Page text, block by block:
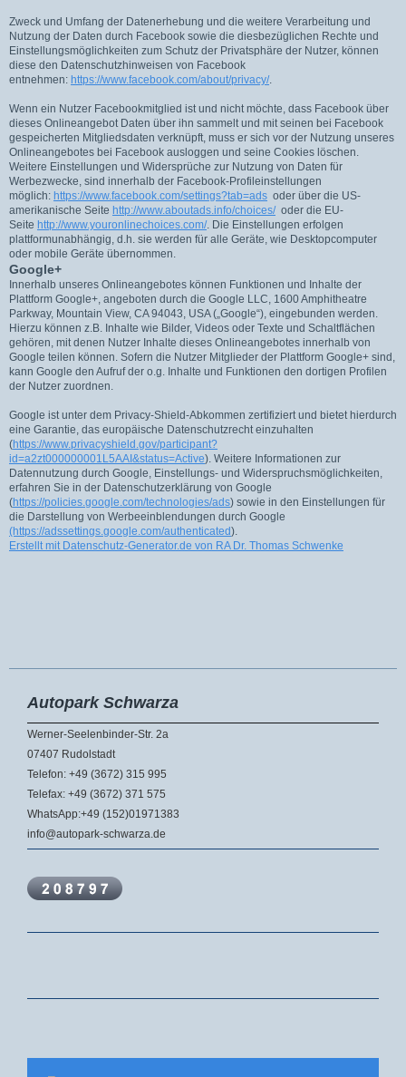
Zweck und Umfang der Datenerhebung und die weitere Verarbeitung und
Nutzung der Daten durch Facebook sowie die diesbezüglichen Rechte und
Einstellungsmöglichkeiten zum Schutz der Privatsphäre der Nutzer, können
diese den Datenschutzhinweisen von Facebook
entnehmen: https://www.facebook.com/about/privacy/.
Wenn ein Nutzer Facebookmitglied ist und nicht möchte, dass Facebook über
dieses Onlineangebot Daten über ihn sammelt und mit seinen bei Facebook
gespeicherten Mitgliedsdaten verknüpft, muss er sich vor der Nutzung unseres
Onlineangebotes bei Facebook ausloggen und seine Cookies löschen.
Weitere Einstellungen und Widersprüche zur Nutzung von Daten für
Werbezwecke, sind innerhalb der Facebook-Profileinstellungen
möglich: https://www.facebook.com/settings?tab=ads oder über die US-
amerikanische Seite http://www.aboutads.info/choices/oder die EU-
Seite http://www.youronlinechoices.com/. Die Einstellungen erfolgen
plattformunabhängig, d.h. sie werden für alle Geräte, wie Desktopcomputer
oder mobile Geräte übernommen.
Google+
Innerhalb unseres Onlineangebotes können Funktionen und Inhalte der
Plattform Google+, angeboten durch die Google LLC, 1600 Amphitheatre
Parkway, Mountain View, CA 94043, USA („Google“), eingebunden werden.
Hierzu können z.B. Inhalte wie Bilder, Videos oder Texte und Schaltflächen
gehören, mit denen Nutzer Inhalte dieses Onlineangebotes innerhalb von
Google teilen können. Sofern die Nutzer Mitglieder der Plattform Google+ sind,
kann Google den Aufruf der o.g. Inhalte und Funktionen den dortigen Profilen
der Nutzer zuordnen.
Google ist unter dem Privacy-Shield-Abkommen zertifiziert und bietet hierdurch
eine Garantie, das europäische Datenschutzrecht einzuhalten
(https://www.privacyshield.gov/participant?
id=a2zt000000001L5AAI&status=Active). Weitere Informationen zur
Datennutzung durch Google, Einstellungs- und Widerspruchsmöglichkeiten,
erfahren Sie in der Datenschutzerklärung von Google
(https://policies.google.com/technologies/ads) sowie in den Einstellungen für
die Darstellung von Werbeeinblendungen durch Google
(https://adssettings.google.com/authenticated).
Erstellt mit Datenschutz-Generator.de von RA Dr. Thomas Schwenke
Autopark Schwarza
Werner-Seelenbinder-Str. 2a
07407 Rudolstadt
Telefon: +49 (3672) 315 995
Telefax: +49 (3672) 371 575
WhatsApp:+49 (152)01971383
info@autopark-schwarza.de